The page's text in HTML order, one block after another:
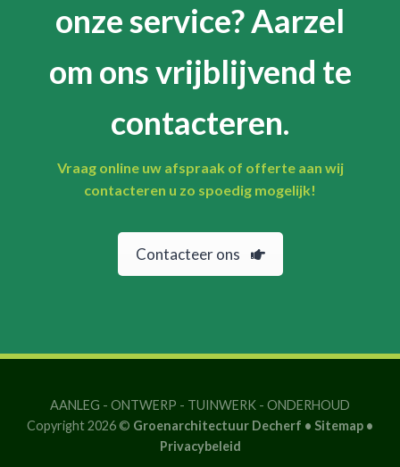
onze service? Aarzel
om ons vrijblijvend te
contacteren.
Vraag online uw afspraak of offerte aan wij
contacteren u zo spoedig mogelijk!
Contacteer ons
AANLEG - ONTWERP - TUINWERK - ONDERHOUD
Copyright 2026 © Groenarchitectuur Decherf • Sitemap •
Privacybeleid